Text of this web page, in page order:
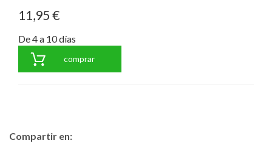
11,95 €
De 4 a 10 días
comprar
Compartir en: